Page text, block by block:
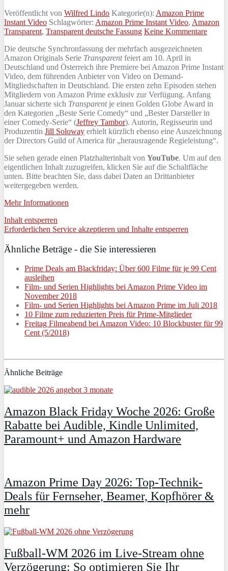
Veröffentlicht von Wilfred Lindo Kategorie(n): Amazon Prime
Instant Video Schlagwörter: Amazon Prime Instant Video, Amazon
Transparent, Transparent deutsche Fassung Keine Kommentare
Die deutsche Synchronfassung der mehrfach ausgezeichneten
Amazon Originals Serie Transparentfeiert am 10. April in
Deutschland und Österreich ihre Premiere bei Amazon Prime Instant
Video, dem führenden Anbieter von Video on Demand-
Mitgliedschaften in Deutschland. Die ersten zehn Episoden stehen
Mitgliedern von Amazon Prime exklusiv zur Verfügung. Anfang
Januar sicherte sich Transparentje einen Golden Globe Award in
den Kategorien „Beste Serie Comedy“ und „Bester Darsteller in
einer Comedy-Serie“ (Jeffrey Tambor). Autorin, Regisseurin und
Produzentin Jill Soloway erhielt kürzlich ebenso eine Auszeichnung
der Directors Guild of America für „herausragende Regieleistung“.
Sie sehen gerade einen Platzhalterinhalt von YouTube. Um auf den
eigentlichen Inhalt zuzugreifen, klicken Sie auf die Schaltfläche
unten. Bitte beachten Sie, dass dabei Daten an Drittanbieter
weitergegeben werden.
Mehr Informationen
Inhalt entsperren
Erforderlichen Service akzeptieren und Inhalte entsperren
Ähnliche Beträge - die Sie interessieren
Prime Deals am Blackfriday: Über 600 Filme für je 99 Cent
ausleihen
Film- und Serien Highlights bei Amazon Prime Video im
November 2018
Film- und Serien Highlights bei Amazon Prime im Juli 2018
10 Filme zum reduzierten Preis für Prime-Mitglieder
Freitag Filmeabend bei Amazon Video: 10 Blockbuster für 99
Cent (5/2018)
Ähnliche Beiträge
Amazon Black Friday Woche 2026: Große
Rabatte bei Audible, Kindle Unlimited,
Paramount+ und Amazon Hardware
Amazon Prime Day 2026: Top-Technik-
Deals für Fernseher, Beamer, Kopfhörer &
mehr
Fußball-WM 2026 im Live-Stream ohne
Verzögerung: So optimieren Sie Ihr